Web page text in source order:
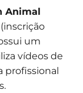
Animal
um
vídeos de
profissional